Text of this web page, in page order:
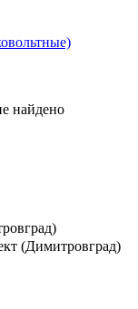
найдено
(Димитровград)